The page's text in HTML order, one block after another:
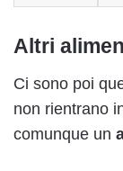
Altri
Ci sono poi
non rientrano
comunque un